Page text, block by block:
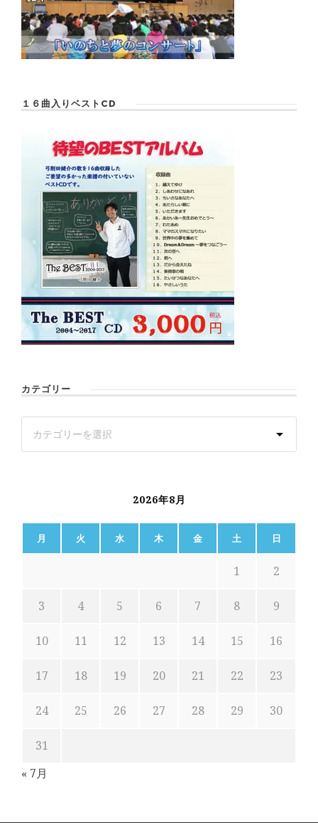
１６曲入りベストCD
カテゴリー
2026年8月
月 火 水 木 金 土 日
1 2
3 4 5 6 7 8 9
10 11 12 13 14 15 16
17 18 19 20 21 22 23
24 25 26 27 28 29 30
31
« 7月